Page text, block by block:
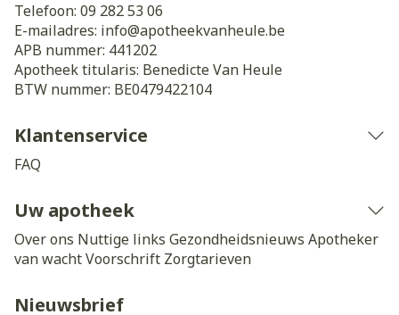
Telefoon: 09 282 53 06
E-mailadres: info@apotheekvanheule.be
APB nummer: 441202
Apotheek titularis: Benedicte Van Heule
BTW nummer: BE0479422104
Klantenservice
FAQ
Uw apotheek
Over ons Nuttige links Gezondheidsnieuws Apotheker
van wachtVoorschrift Zorgtarieven
Nieuwsbrief